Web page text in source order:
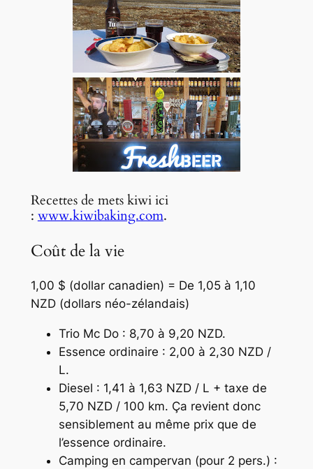
Recettes de mets kiwi ici
:www.kiwibaking.com.
Coût de la vie
1,00 $ (dollar canadien) = De 1,05 à 1,10
NZD (dollars néo-zélandais)
Trio Mc Do : 8,70 à 9,20 NZD.
Essence ordinaire : 2,00 à 2,30 NZD /
L.
Diesel : 1,41 à 1,63 NZD / L + taxe de
5,70 NZD / 100 km. Ça revient donc
sensiblement au même prix que de
l’essence ordinaire.
Camping en campervan (pour 2 pers.) :